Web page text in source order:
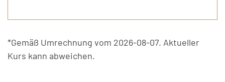
*Gemäß Umrechnung vom 2026-08-07. Aktueller
Kurs kann abweichen.